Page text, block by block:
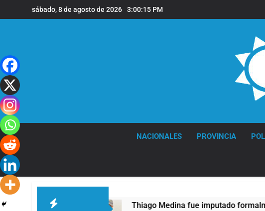
al
sábado, 8 de agosto de 2026 3:00:16 PM
NACIONALES PROVINCIA
68 años Thiago Medina fue imputado formalmente